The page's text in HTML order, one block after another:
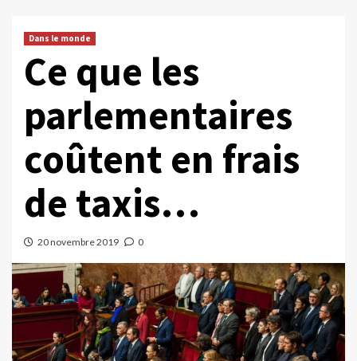
Dans le monde
Ce que les
parlementaires
coûtent en frais
de taxis…
20 novembre 2019 0